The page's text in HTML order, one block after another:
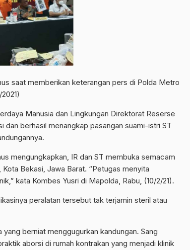
saat memberikan keterangan pers di Polda Metro
Manusia dan Lingkungan Direktorat Reserse
dan berhasil menangkap pasangan suami-istri ST
mengungkapkan, IR dan ST membuka semacam
Bekasi, Jawa Barat. “Petugas menyita
kata Kombes Yusri di Mapolda, Rabu, (10/2/21).
peralatan tersebut tak terjamin steril atau
berniat menggugurkan kandungan. Sang
aborsi di rumah kontrakan yang menjadi klinik